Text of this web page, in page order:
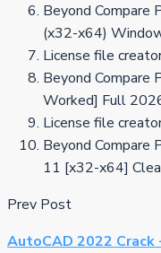
Beyond Compare
(x32-x64)
License file
Beyond Compare
Worked] Full
License file
Beyond Compare
11 [x32-x64]
Prev Post
AutoCAD 2022